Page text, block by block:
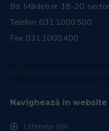
Bd. Mărăști nr. 18-20,
Telefon: 031.1000.500
Fax: 031.1000.400
© Toate drepturile sunt
Website realizat și întreținut de
Navighează în website
Ultimele știri